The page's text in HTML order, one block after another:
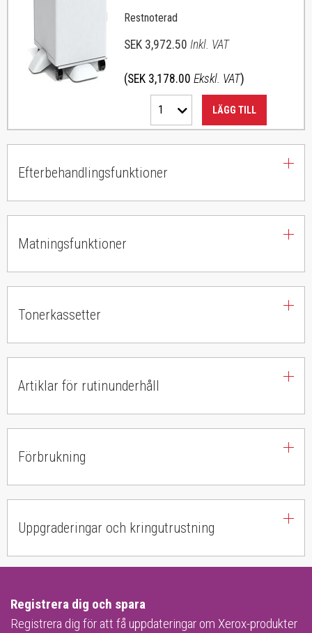
Restnoterad
SEK 3,972.50 Inkl. VAT
(SEK 3,178.00 Ekskl. VAT)
1 LÄGG TILL
Efterbehandlings​funktioner
Matningsfunktioner
Tonerkassetter
Artiklar för rutinunderhåll
Förbrukning
Uppgraderingar och kringutrustning
Registrera dig och spara
Registrera dig för att få uppdateringar om Xerox-produkter